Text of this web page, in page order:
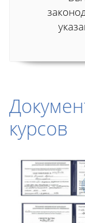
курсов